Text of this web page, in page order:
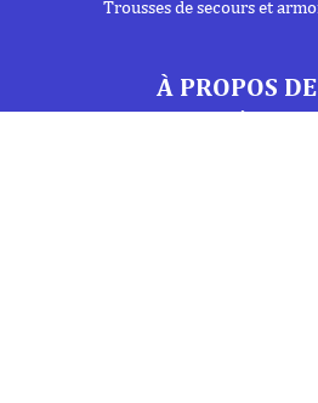
Trousses de secours et
À PROPOS